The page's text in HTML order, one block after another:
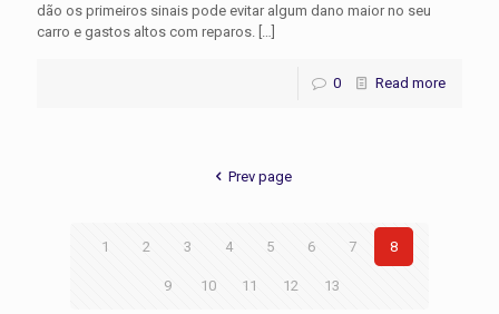
dão os primeiros sinais pode evitar algum dano maior no seu
carro e gastos altos com reparos.
0 Read more
Prev page
1 2 3 4 5 6 7 8
9 10 11 12 13